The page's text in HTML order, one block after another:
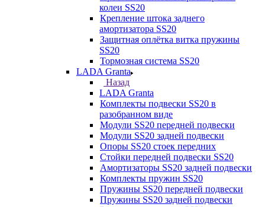
колеи SS20
Крепление штока заднего
амортизатора SS20
Защитная оплётка витка пружины
SS20
Тормозная система SS20
LADA Granta
Назад
LADA Granta
Комплекты подвески SS20 в
разобранном виде
Модули SS20 передней подвески
Модули SS20 задней подвески
Опоры SS20 стоек передних
Стойки передней подвески SS20
Амортизаторы SS20 задней подвески
Комплекты пружин SS20
Пружины SS20 передней подвески
Пружины SS20 задней подвески